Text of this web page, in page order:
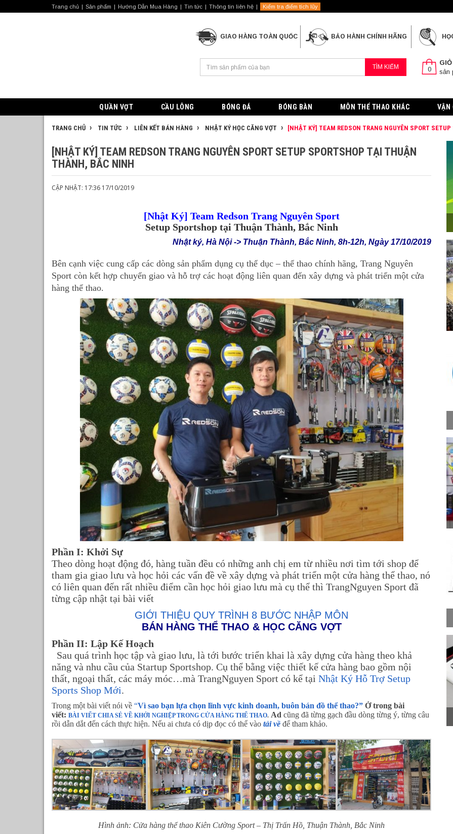
Trang chủ Sản phẩm Hướng Dẫn Mua Hàng Tin tức Thông tin liên hệ Kiểm tra điểm tích lũy
GIAO HÀNG TOÀN QUỐC BẢO HÀNH CHÍNH HÃNG
TÌM KIẾM 0
sản
QUẦN VỢT CẦU LÔNG BÓNG ĐÁ BÓNG BÀN MÔN THỂ THAO KHÁC VẬN
TRANG CHỦ TIN TỨC LIÊN KẾT BÁN HÀNG NHẬT KÝ HỌC CĂNG VỢT [NHẬT KÝ] TEAM REDSON TRANG NGUYÊN SPORT
[NHẬT KÝ] TEAM REDSON TRANG NGUYÊN SPORT SETUP SPORTSHOP TẠI THUẬN
THÀNH, BẮC NINH
CẬP NHẬT: 17:36 17/10/2019
[Nhật Ký] Team Redson Trang Nguyên Sport
Setup Sportshop tại Thuận Thành, Bắc Ninh
Nhật ký, Hà Nội -> Thuận Thành, Bắc Ninh, 8h-12h, Ngày 17/10/2019
Bên cạnh việc cung cấp các dòng sản phẩm dụng cụ thể dục – thể thao chính hãng, Trang Nguyên
Sport còn kết hợp chuyển giao và hỗ trợ các hoạt động liên quan đến xây dựng và phát triển một cửa
hàng thể thao.
Phần I: Khởi Sự
Theo dòng hoạt động đó, hàng tuần đều có những anh chị em từ nhiều nơi tìm tới shop để
tham gia giao lưu và học hỏi các vấn đề về xây dựng và phát triển một cửa hàng thể thao, nó
có liên quan đến rất nhiều điểm cần học hỏi giao lưu mà cụ thể thì TrangNguyen Sport đã
từng cập nhật tại bài viết
GIỚI THIỆU QUY TRÌNH 8 BƯỚC NHẬP MÔN
BÁN HÀNG THỂ THAO & HỌC CĂNG VỢT
Phần II: Lập Kế Hoạch
Sau quá trình học tập và giao lưu, là tới bước triển khai là xây dựng cửa hàng theo khả
năng và nhu cầu của Startup Sportshop. Cụ thể bằng việc thiết kế cửa hàng bao gồm nội
thất, ngoại thất, các máy móc…mà TrangNguyen Sport có kể tại Nhật Ký Hỗ Trợ Setup
Sports Shop Mới.
Trong một bài viết nói về “Vì sao bạn lựa chọn lĩnh vực kinh doanh, buôn bán đồ thể thao?” Ở trong bài
viết: BÀI VIẾT CHIA SẺ VỀ KHỞI NGHIỆP TRONG CỬA HÀNG THỂ THAO. Ad cũng đã từng gạch đầu dòng từng ý, từng câu
rồi dẫn dắt đến cách thực hiện. Nếu ai chưa có dịp đọc có thể vào tải về để tham khảo.
Hình ảnh: Cửa hàng thể thao Kiên Cường Sport – Thị Trấn Hồ, Thuận Thành, Bắc Ninh